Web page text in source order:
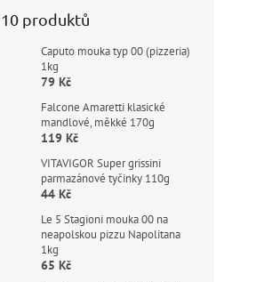
produktů
Caputo mouka typ 00 (pizzeria)
1kg
79 Kč
Falcone Amaretti klasické
mandlové, měkké 170g
119 Kč
VITAVIGOR Super grissini
parmazánové tyčinky 110g
44 Kč
Le 5 Stagioni mouka 00 na
neapolskou pizzu Napolitana
1kg
65 Kč